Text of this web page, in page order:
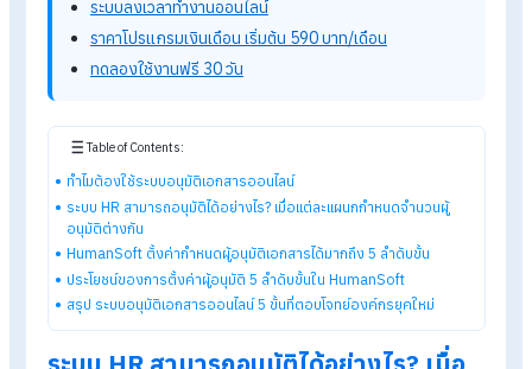
หากในองค์กรใดมีผู้อนุมัติเอกสารเยอะ ก็ยิ่งยากต่อการติดตาม
เอกสารว่ามีใครอนุมัติแล้ว เหลือใครที่ยังไม่ได้อนุมัติบ้าง ดังนั้นการ
ระบบอนุมัติเอกสารออนไลน์ จึงเป็นทางออกที่ช่วยให้การอนุมัติ
เอกสารและการติดตามเอกสารเป็นระบบมากขึ้น ช่วยลดโอกาสเกิ
ผิดพลาดหรือเอกสารสูญหาย
รู้จักโปรแกรม HR ของ HumanSoft เพิ่มเติม
โปรแกรมคำนวณเงินเดือนอัตโนมัติ
ระบบลงเวลาทำงานออนไลน์